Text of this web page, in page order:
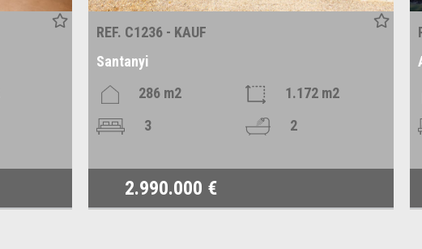
REF. C1236 - KAUF
Santanyi
286 m2
1.172 m2
3
2
2.990.000 €